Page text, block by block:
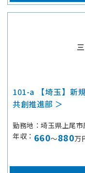
101-a 【埼玉】新
共創推進部 ＞
勤務地
埼玉県上尾
年収
660～880万